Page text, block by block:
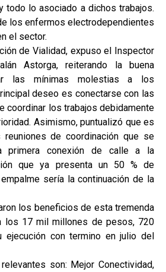
todo lo asociado a dichos trabajos.
los enfermos electrodependientes
el sector.
de Vialidad, expuso el Inspector
Astorga, reiterando la buena
las mínimas molestias a los
deseo es conectarse con las
coordinar los trabajos debidamente
Asimismo, puntualizó que es
de coordinación que se
primera conexión de calle a la
que ya presenta un 50 % de
sería la continuación de la
los beneficios de esta tremenda
los 17 mil millones de pesos, 720
con termino en julio del
son: Mejor Conectividad,